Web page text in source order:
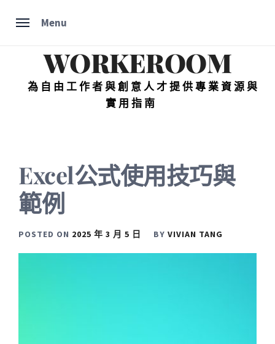
Menu
WORKEROOM
為自由工作者與創意人才提供專業資源與
實用指南
Excel公式使用技巧與
範例
POSTED ON 2025 年 3 月 5 日 BY VIVIAN TANG